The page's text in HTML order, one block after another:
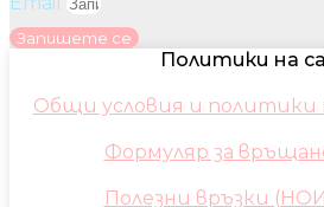
Запишете се
Политики на
Общи условия и политики
Формуляр за
Полезни връзки